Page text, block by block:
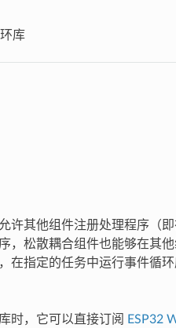
库
许其他组件注册处理程序（
，松散耦合组件也能够在其
在指定的任务中运行事件循
时，它可以直接订阅 ESP32